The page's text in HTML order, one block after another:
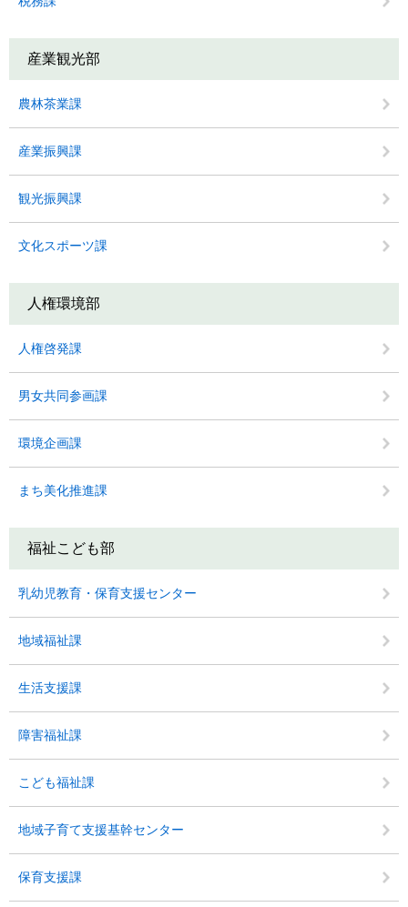
産業観光部
農林茶業課
産業振興課
観光振興課
文化スポーツ課
人権環境部
人権啓発課
男女共同参画課
環境企画課
まち美化推進課
福祉こども部
乳幼児教育・保育支援センター
地域福祉課
生活支援課
障害福祉課
こども福祉課
地域子育て支援基幹センター
保育支援課